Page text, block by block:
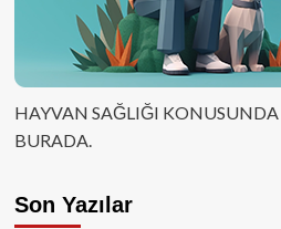
HAYVAN SAĞLIĞI
BURADA.
Son Yazılar